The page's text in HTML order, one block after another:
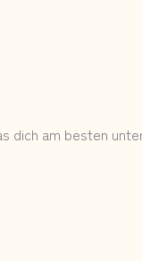
dich am besten